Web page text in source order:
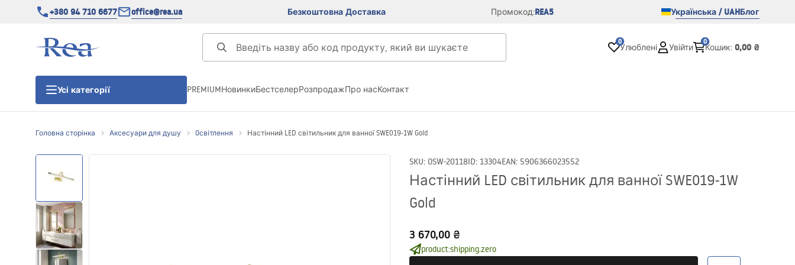
+380 94 710 6677 office@rea.ua Безкоштовна Доставка Промокод:REA5 Українська / UAHБлог
0
Улюблені Увійти
0
Кошик: 0,00 ₴
Усі категорії
Душові двері
Душові піддони
Душові лінійні зливи
PREMIUMНовинкиБестселерРозпродажПро насКонтакт
Головна сторінка Аксесуари для душу Oсвітлення Настінний LED світильник для ванної SWE019-1W Gold
SKU: OSW-20118ID: 13304EAN: 5906366023552
Настінний LED світильник для ванної SWE019-1W
Gold
3 670,00 ₴
product:shipping.zero